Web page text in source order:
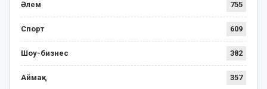
Әлем 755
Спорт 609
Шоу-бизнес 382
Аймақ 357